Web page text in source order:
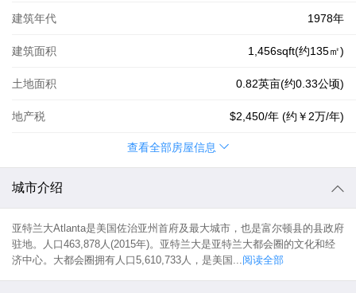
建筑年代 1978年
建筑面积 1,456sqft(约135㎡)
土地面积 0.82英亩(约0.33公顷)
地产税 $2,450/年 (约 ￥2万/年)
查看全部房屋信息
城市介绍
亚特兰大Atlanta是美国佐治亚州首府及最大城市，也是富尔顿县的县政府
驻地。人口463,878人(2015年)。亚特兰大是亚特兰大都会圈的文化和经
济中心。大都会圈拥有人口5,610,733人，是美国...阅读全部